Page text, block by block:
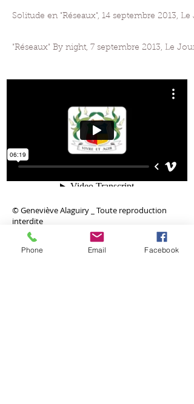
Solitude en "Réseaux", 14 septembre 2013,
"Réseaux" By night, 7 septembre 2013, Le
​© Geneviève Alaguiry _ Toute reproduction
interdite
Phone Email Facebook